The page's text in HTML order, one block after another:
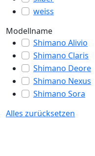
weiss
Modellname
Shimano Alivio
Shimano Claris
Shimano Deore
Shimano Nexus
Shimano Sora
Alles zurücksetzen